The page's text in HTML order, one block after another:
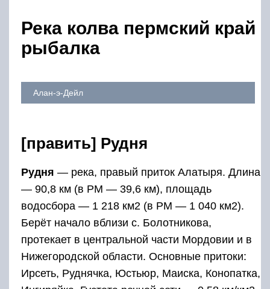
Река колва пермский край
рыбалка
Алан-э-Дейл
[править] Рудня
Рудня — река, правый приток Алатыря. Длина
— 90,8 км (в РМ — 39,6 км), площадь
водосбора — 1 218 км2 (в РМ — 1 040 км2).
Берёт начало вблизи с. Болотникова,
протекает в центральной части Мордовии и в
Нижегородской области. Основные притоки:
Ирсеть, Руднячка, Юстьюр, Маиска, Конопатка,